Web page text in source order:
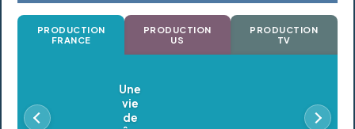
PRODUCTION
FRANCE
PRODUCTION
US
PRODUCTION
TV
Oldeupe
En postproduction